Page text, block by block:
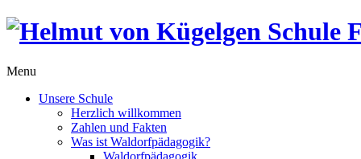
Menu
Unsere Schule
Herzlich willkommen
Zahlen und Fakten
Was ist Waldorfpädagogik?
Waldorfpädagogik